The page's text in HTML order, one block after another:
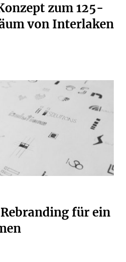
zum 125-
von Interlaken
für ein